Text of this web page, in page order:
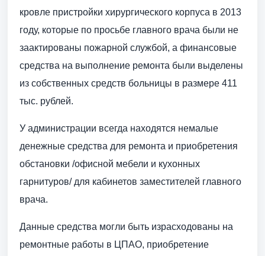
кровле пристройки хирургического корпуса в 2013
году, которые по просьбе главного врача были не
заактированы пожарной службой, а финансовые
средства на выполнение ремонта были выделены
из собственных средств больницы в размере 411
тыс. рублей.
У администрации всегда находятся немалые
денежные средства для ремонта и приобретения
обстановки /офисной мебели и кухонных
гарнитуров/ для кабинетов заместителей главного
врача.
Данные средства могли быть израсходованы на
ремонтные работы в ЦПАО, приобретение